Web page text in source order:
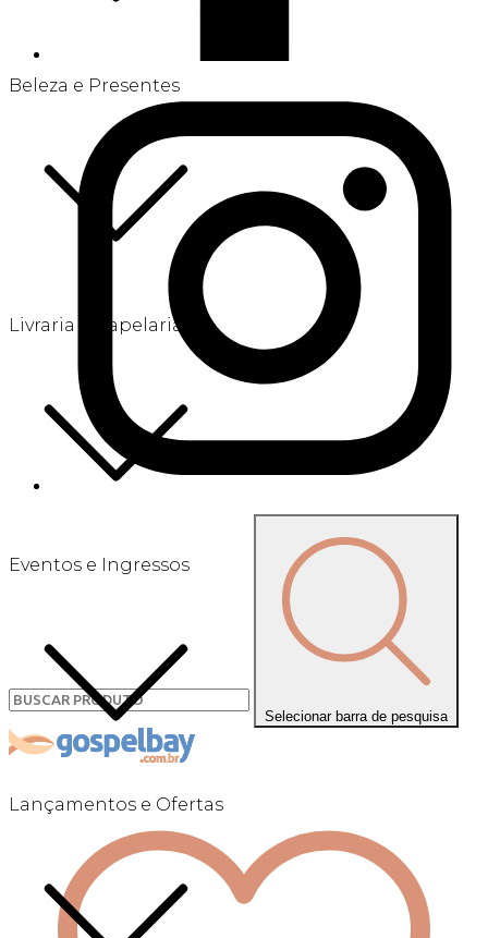
Beleza e Presentes
Livraria e Papelaria
Eventos e Ingressos
Lançamentos e Ofertas
Selecionar barra de pesquisa